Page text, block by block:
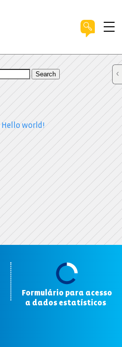
Search
Hello world!
Formulário para acesso
a dados estatísticos